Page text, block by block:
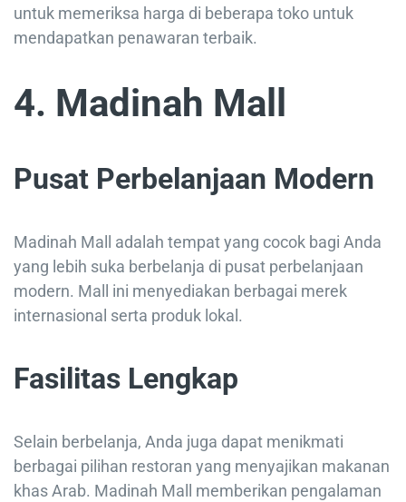
untuk memeriksa harga di beberapa toko untuk
mendapatkan penawaran terbaik.
4. Madinah Mall
Pusat Perbelanjaan Modern
Madinah Mall adalah tempat yang cocok bagi Anda
yang lebih suka berbelanja di pusat perbelanjaan
modern. Mall ini menyediakan berbagai merek
internasional serta produk lokal.
Fasilitas Lengkap
Selain berbelanja, Anda juga dapat menikmati
berbagai pilihan restoran yang menyajikan makanan
khas Arab. Madinah Mall memberikan pengalaman